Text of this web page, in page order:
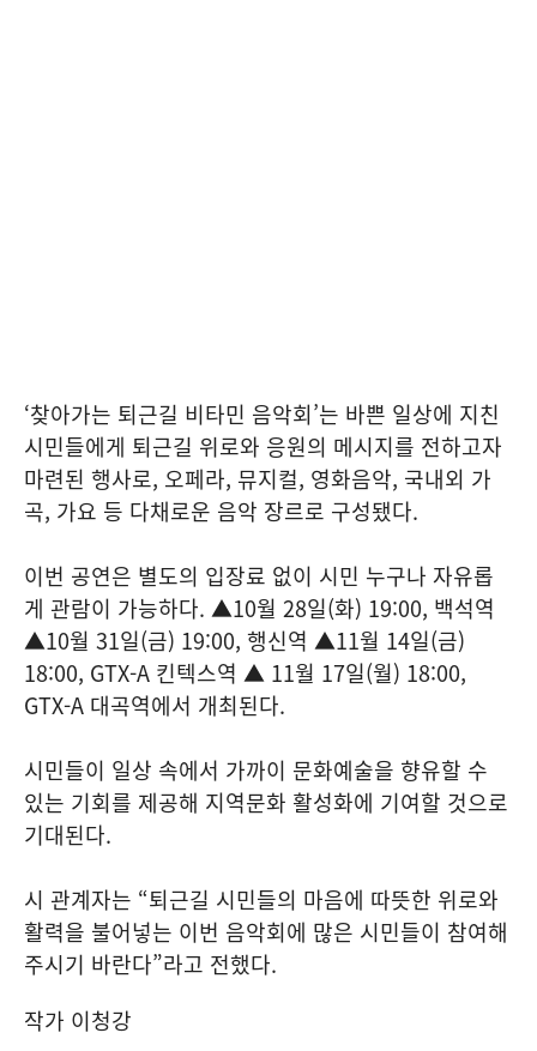
‘찾아가는 퇴근길 비타민 음악회’는 바쁜 일상에 지친
시민들에게 퇴근길 위로와 응원의 메시지를 전하고자
마련된 행사로, 오페라, 뮤지컬, 영화음악, 국내외 가
곡, 가요 등 다채로운 음악 장르로 구성됐다.
이번 공연은 별도의 입장료 없이 시민 누구나 자유롭
게 관람이 가능하다. ▲10월 28일(화) 19:00, 백석역
▲10월 31일(금) 19:00, 행신역 ▲11월 14일(금)
18:00, GTX-A 킨텍스역 ▲ 11월 17일(월) 18:00,
GTX-A 대곡역에서 개최된다.
시민들이 일상 속에서 가까이 문화예술을 향유할 수
있는 기회를 제공해 지역문화 활성화에 기여할 것으로
기대된다.
시 관계자는 “퇴근길 시민들의 마음에 따뜻한 위로와
활력을 불어넣는 이번 음악회에 많은 시민들이 참여해
주시기 바란다”라고 전했다.
작가 이청강